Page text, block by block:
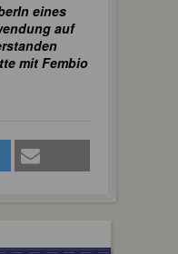
eines
auf
mit Fembio